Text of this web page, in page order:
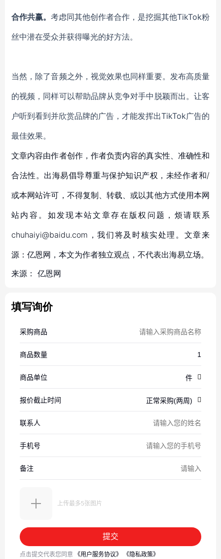
合作共赢。 考虑同其他创作者合作 ， 是挖掘其他TikTok粉
丝中潜在受众并获得曝光的好方法。
当然，除了音频之外， 视觉效果也同样重要。发布高质量
的视频， 同样可以帮助品牌从竞争对手中脱颖而出。 让客
户听到看到并欣赏品牌的广告 ， 才能发挥出TikTok广告的
最佳效果。
文章内容由作者创作，作者负责内容的真实性、准确性和
合法性。出海易倡导尊重与保护知识产权，未经作者和/
或本网站许可，不得复制、转载、或以其他方式使用本网
站内容。如发现本站文章存在版权问题，烦请联系
chuhaiyi@baidu.com，我们将及时核实处理。文章来
源：亿恩网，本文为作者独立观点，不代表出海易立场。
来源： 亿恩网
填写询价